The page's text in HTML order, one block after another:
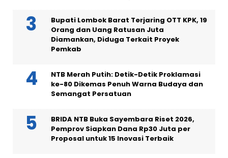
Bupati Lombok Barat Terjaring OTT KPK, 19
Orang dan Uang Ratusan Juta
Diamankan, Diduga Terkait Proyek
Pemkab
NTB Merah Putih: Detik-Detik Proklamasi
ke-80 Dikemas Penuh Warna Budaya dan
Semangat Persatuan
BRIDA NTB Buka Sayembara Riset 2026,
Pemprov Siapkan Dana Rp30 Juta per
Proposal untuk 15 Inovasi Terbaik